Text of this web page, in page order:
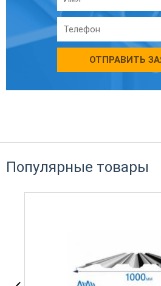
ОТПРАВИТЬ
Популярные товары